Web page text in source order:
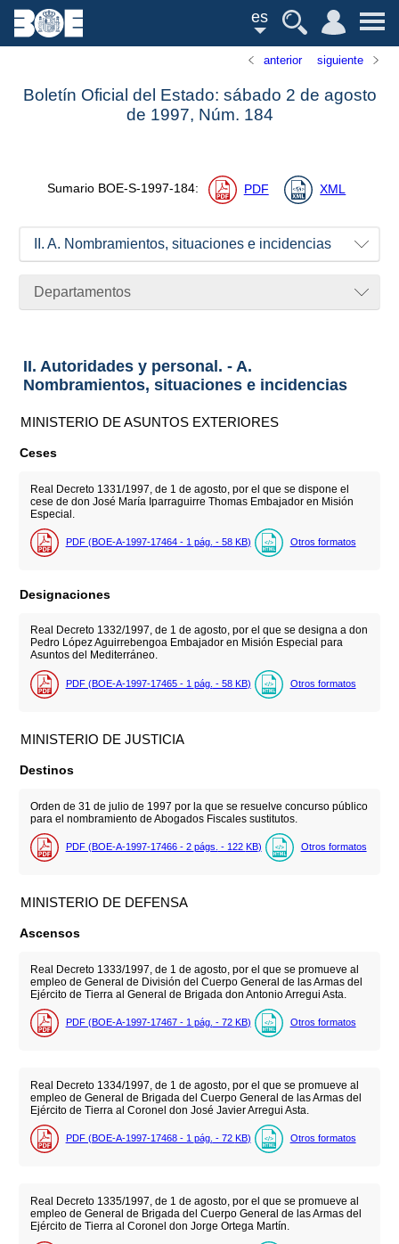
es
anterior siguiente
Boletín Oficial del Estado: sábado 2 de agosto
de 1997, Núm. 184
Sumario BOE-S-1997-184: PDF XML
II. A. Nombramientos, situaciones e incidencias
Departamentos
II. Autoridades y personal. - A.
Nombramientos, situaciones e incidencias
MINISTERIO DE ASUNTOS EXTERIORES
Ceses
Real Decreto 1331/1997, de 1 de agosto, por el que se dispone el
cese de don José María Iparraguirre Thomas Embajador en Misión
Especial.
PDF (BOE-A-1997-17464 - 1 pág. - 58 KB) Otros formatos
Designaciones
Real Decreto 1332/1997, de 1 de agosto, por el que se designa a don
Pedro López Aguirrebengoa Embajador en Misión Especial para
Asuntos del Mediterráneo.
PDF (BOE-A-1997-17465 - 1 pág. - 58 KB) Otros formatos
MINISTERIO DE JUSTICIA
Destinos
Orden de 31 de julio de 1997 por la que se resuelve concurso público
para el nombramiento de Abogados Fiscales sustitutos.
PDF (BOE-A-1997-17466 - 2 págs. - 122 KB) Otros formatos
MINISTERIO DE DEFENSA
Ascensos
Real Decreto 1333/1997, de 1 de agosto, por el que se promueve al
empleo de General de División del Cuerpo General de las Armas del
Ejército de Tierra al General de Brigada don Antonio Arregui Asta.
PDF (BOE-A-1997-17467 - 1 pág. - 72 KB) Otros formatos
Real Decreto 1334/1997, de 1 de agosto, por el que se promueve al
empleo de General de Brigada del Cuerpo General de las Armas del
Ejército de Tierra al Coronel don José Javier Arregui Asta.
PDF (BOE-A-1997-17468 - 1 pág. - 72 KB) Otros formatos
Real Decreto 1335/1997, de 1 de agosto, por el que se promueve al
empleo de General de Brigada del Cuerpo General de las Armas del
Ejército de Tierra al Coronel don Jorge Ortega Martín.